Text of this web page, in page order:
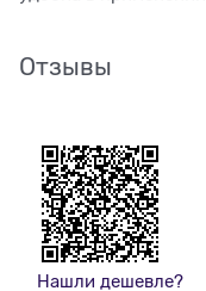
Отзывы
Нашли дешевле?